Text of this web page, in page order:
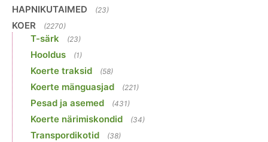
HAPNIKUTAIMED (23)
KOER (2270)
T-särk (23)
Hooldus (1)
Koerte traksid (58)
Koerte mänguasjad (221)
Pesad ja asemed (431)
Koerte närimiskondid (34)
Transpordikotid (38)